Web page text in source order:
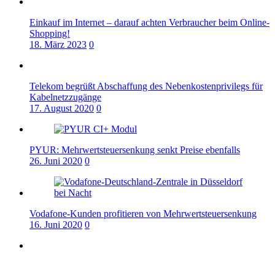
Einkauf im Internet – darauf achten Verbraucher beim Online-
Shopping!
18. März 2023 0
Telekom begrüßt Abschaffung des Nebenkostenprivilegs für
Kabelnetzzugänge
17. August 2020 0
PYUR: Mehrwertsteuersenkung senkt Preise ebenfalls
26. Juni 2020 0
Vodafone-Kunden profitieren von Mehrwertsteuersenkung
16. Juni 2020 0